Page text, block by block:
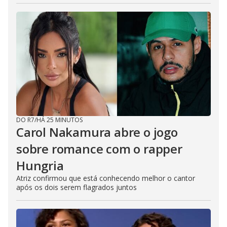
DO R7/HÁ 25 MINUTOS
Carol Nakamura abre o jogo
sobre romance com o rapper
Hungria
Atriz confirmou que está conhecendo melhor o cantor
após os dois serem flagrados juntos